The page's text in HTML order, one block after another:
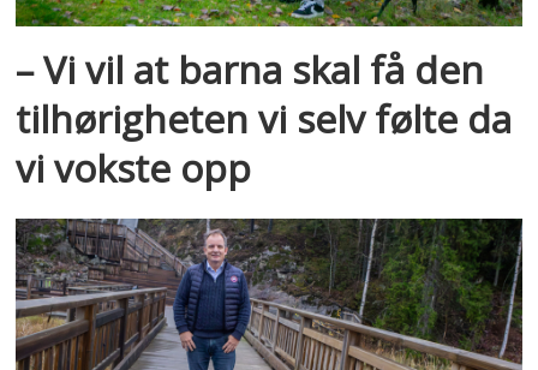
– Vi vil at barna skal få den
tilhørigheten vi selv følte da
vi vokste opp